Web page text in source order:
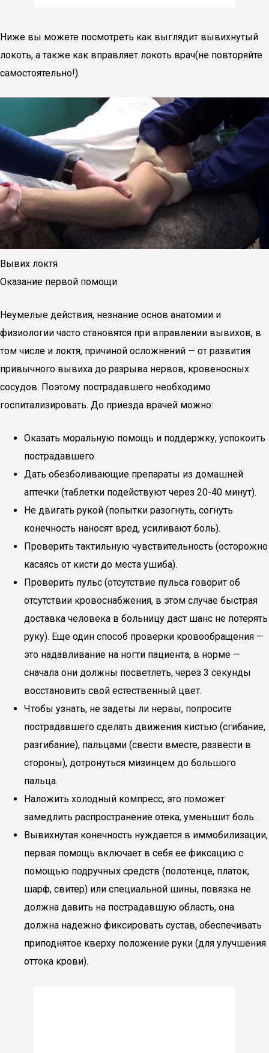
Ниже вы можете посмотреть как выглядит вывихнутый
локоть, а также как вправляет локоть врач(не повторяйте
самостоятельно!).
Вывих локтя
Оказание первой помощи
Неумелые действия, незнание основ анатомии и
физиологии часто становятся при вправлении вывихов, в
том числе и локтя, причиной осложнений — от развития
привычного вывиха до разрыва нервов, кровеносных
сосудов. Поэтому пострадавшего необходимо
госпитализировать. До приезда врачей можно:
Оказать моральную помощь и поддержку, успокоить
пострадавшего.
Дать обезболивающие препараты из домашней
аптечки (таблетки подействуют через 20-40 минут).
Не двигать рукой (попытки разогнуть, согнуть
конечность наносят вред, усиливают боль).
Проверить тактильную чувствительность (осторожно
касаясь от кисти до места ушиба).
Проверить пульс (отсутствие пульса говорит об
отсутствии кровоснабжения, в этом случае быстрая
доставка человека в больницу даст шанс не потерять
руку). Еще один способ проверки кровообращения —
это надавливание на ногти пациента, в норме —
сначала они должны посветлеть, через 3 секунды
восстановить свой естественный цвет.
Чтобы узнать, не задеты ли нервы, попросите
пострадавшего сделать движения кистью (сгибание,
разгибание), пальцами (свести вместе, развести в
стороны), дотронуться мизинцем до большого
пальца.
Наложить холодный компресс, это поможет
замедлить распространение отека, уменьшит боль.
Вывихнутая конечность нуждается в иммобилизации,
первая помощь включает в себя ее фиксацию с
помощью подручных средств (полотенце, платок,
шарф, свитер) или специальной шины, повязка не
должна давить на пострадавшую область, она
должна надежно фиксировать сустав, обеспечивать
приподнятое кверху положение руки (для улучшения
оттока крови).